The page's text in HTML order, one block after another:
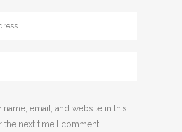
name, email, and website in this
the next time I comment.